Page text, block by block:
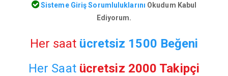
Sisteme Giriş Sorumluluklarını Okudum Kabul
Ediyorum.
Her saat ücretsiz 1500 Beğeni
Her Saat ücretsiz 2000 Takipçi